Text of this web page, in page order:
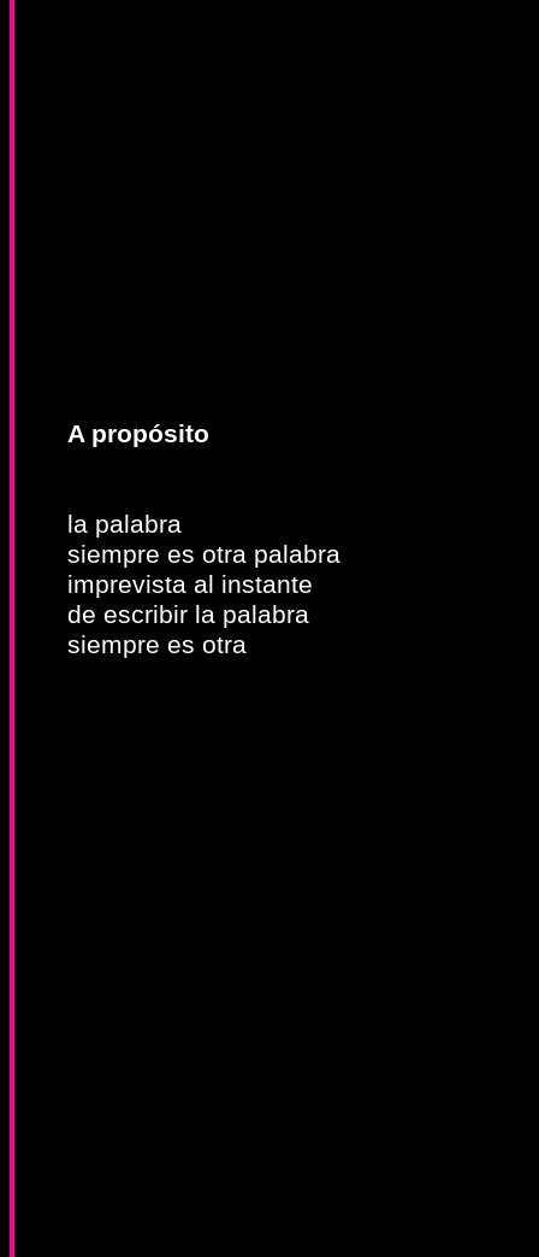
A propósito
la palabra
siempre es otra palabra
imprevista al instante
de escribir la palabra
siempre es otra